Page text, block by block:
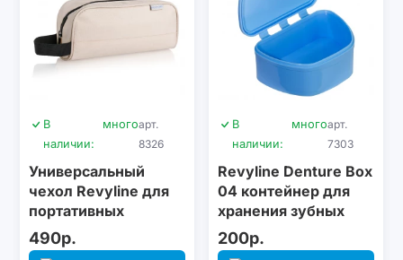
В
наличии:
многоарт.
8326
Универсальный
чехол Revyline для
портативных
ирригаторов,
бежевый
490р.
В
наличии:
многоарт.
7303
Revyline Denture Box
04 контейнер для
хранения зубных
конструкций,
голубой
200р.